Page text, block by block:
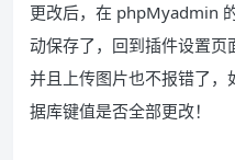
更改后，在 phpMyadmin
动保存了，回到插件设置页
并且上传图片也不报错了
据库键值是否全部更改！